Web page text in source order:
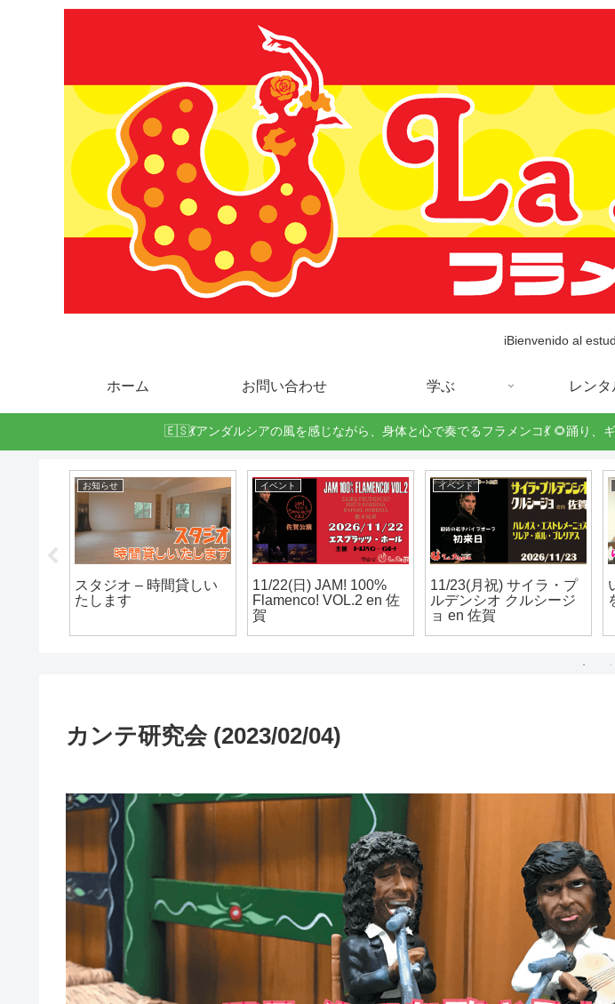
iBienvenido al
ホーム お問い合わせ 学ぶ レンタ
🇪🇸💃アンダルシアの風を感じながら、身体と心で奏でるフラメンコ💃 🌻踊り
お知らせ
スタジオ – 時間貸しい
たします
イベント
11/22(日) JAM! 100%
Flamenco! VOL.2 en 佐
賀
イベント
11/23(月祝) サイラ・プ
ルデンシオ クルシージ
ョ en 佐賀
カンテ研究会 (2023/02/04)